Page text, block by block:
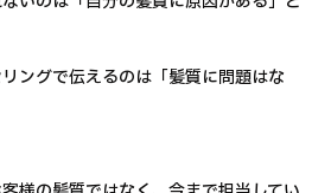
ングで伝えるのは「髪質に問題はな